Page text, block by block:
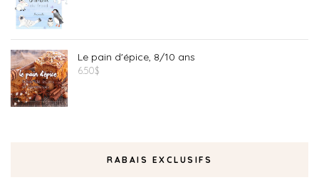
Le pain d'épice, 8/10 ans
6.50$
RABAIS EXCLUSIFS